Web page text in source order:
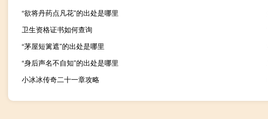
“欲将丹药点凡花”的出处是哪里
卫生资格证书如何查询
“茅屋短篱遮”的出处是哪里
“身后声名不自知”的出处是哪里
小冰冰传奇二十一章攻略